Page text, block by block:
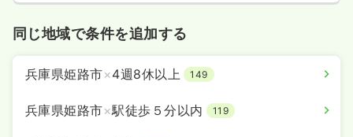
同じ地域で条件を追加する
兵庫県姫路市×4週8休以上 149
兵庫県姫路市×駅徒歩５分以内 119